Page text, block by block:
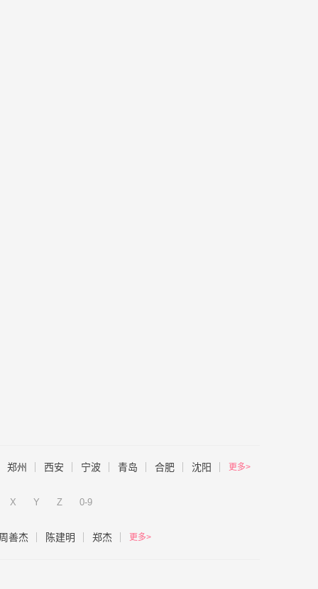
郑州 西安 宁波 青岛 合肥 沈阳 更多>
X Y Z 0-9
善杰 陈建明 郑杰 更多>